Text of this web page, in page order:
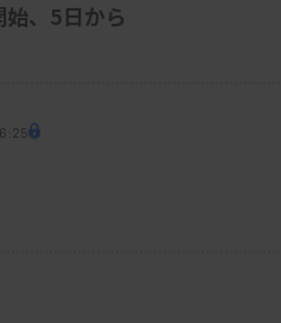
、5日から